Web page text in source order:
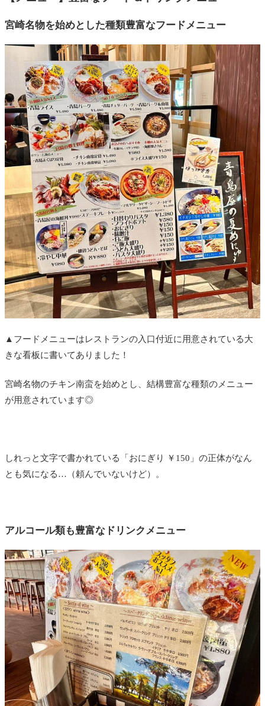
宮崎名物を始めとした種類豊富なフードメニュー
▲フードメニューはレストランの入口付近に用意されている大
きな看板に書いてありました！
宮崎名物のチキン南蛮を始めとし、結構豊富な種類のメニュー
が用意されています◎
しれっと文字で書かれている「おにぎり ￥150」の正体がなん
とも気になる…（頼んでいないけど）。
アルコール類も豊富なドリンクメニュー